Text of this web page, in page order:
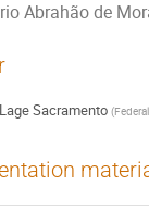
Abrahão de
Sacramento (